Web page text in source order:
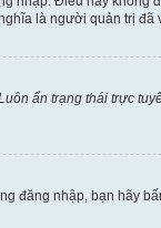
là người quản trị đã
ẩn trạng thái trực
đăng nhập, bạn hãy